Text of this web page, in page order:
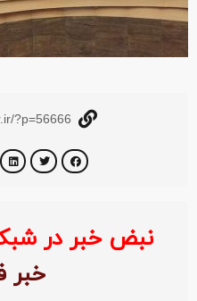
?p=56666
نبض خبر در
خبر